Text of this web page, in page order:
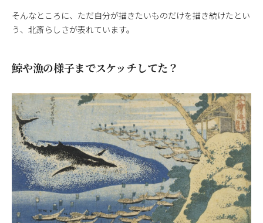
そんなところに、ただ自分が描きたいものだけを描き続けたとい
う、北斎らしさが表れています。
鯨や漁の様子までスケッチしてた？